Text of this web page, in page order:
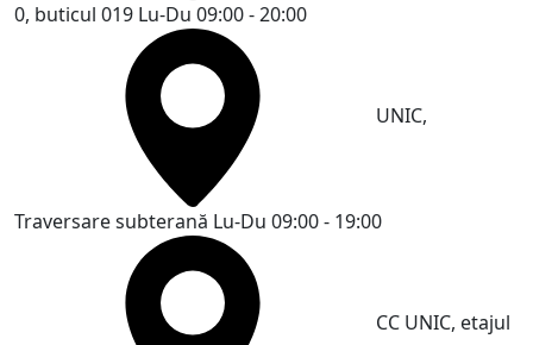
0, buticul 019 Lu-Du 09:00 - 20:00
UNIC,
Traversare subterană Lu-Du 09:00 - 19:00
CC UNIC, etajul